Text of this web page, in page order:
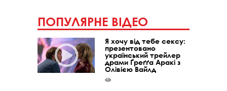
ПОПУЛЯРНЕ ВІДЕО
Я хочу від тебе сексу:
презентовано
український трейлер
драми Ґреґґа Аракі з
Олівією Вайлд